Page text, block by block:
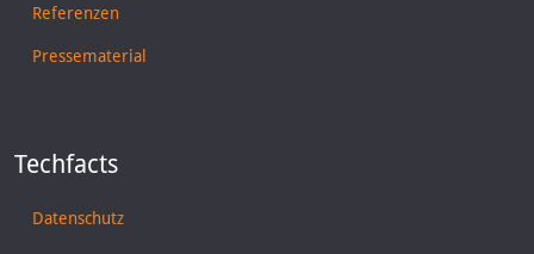
Referenzen
Pressematerial
Techfacts
Datenschutz